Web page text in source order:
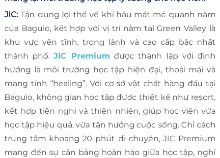
JIC:Tận dụng lợi thế về khí hậu mát mẻ quanh năm
của Baguio, kết hợp với vị trí nằm tại Green Valley là
khu vực yên tĩnh, trong lành và cao cấp bậc nhất
thành phố.JIC Premium được thành lập với định
hướng là môi trường học tập hiện đại, thoải mái và
mang tính “healing”. Với cơ sở vật chất hàng đầu tại
Baguio, không gian học tập được thiết kế như resort,
kết hợp tiện nghi và thiên nhiên, giúp học viên vừa
học tập hiệu quả, vừa tận hưởng cuộc sống. Chỉ cách
trung tâm khoảng 20 phút di chuyển, JIC Premium
mang đến sự cân bằng hoàn hảo giữa học tập, nghỉ